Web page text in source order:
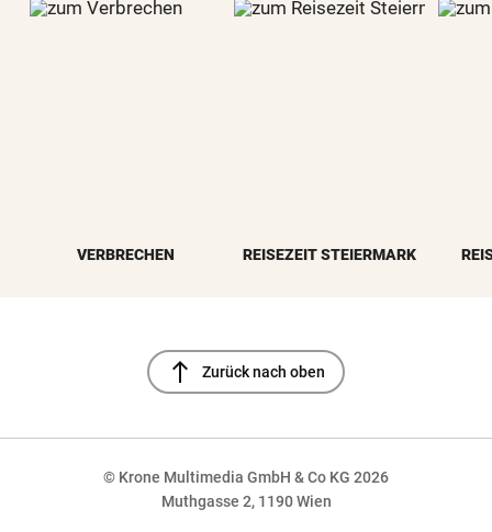
VERBRECHEN REISEZEIT STEIERMARK
north Zurück nach oben
© Krone Multimedia GmbH & Co KG 2026
Muthgasse 2, 1190 Wien